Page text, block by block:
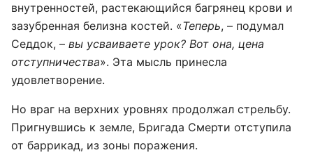
внутренностей, растекающийся багрянец крови и
зазубренная белизна костей. «Теперь, – подумал
Седдок, – вы усваиваете урок? Вот она, цена
отступничества». Эта мысль принесла
удовлетворение.
Но враг на верхних уровнях продолжал стрельбу.
Пригнувшись к земле, Бригада Смерти отступила
от баррикад, из зоны поражения.